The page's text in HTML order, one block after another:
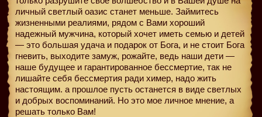
личный светлый оазис станет меньше. Займитесь
жизненными реалиями, рядом с Вами хороший
надежный мужчина, который хочет иметь семью и детей
— это большая удача и подарок от Бога, и не стоит Бога
гневить, выходите замуж, рожайте, ведь наши дети —
наше будущее и гарантированное бессмертие, так не
лишайте себя бессмертия ради химер, надо жить
настоящим. а прошлое пусть останется в виде светлых
и добрых воспоминаний. Но это мое личное мнение, а
решать только Вам!